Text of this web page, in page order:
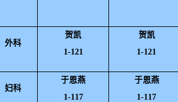
外科
贺凯
1-121
贺凯
1-121
妇科
于恩燕
1-117
于恩燕
1-117